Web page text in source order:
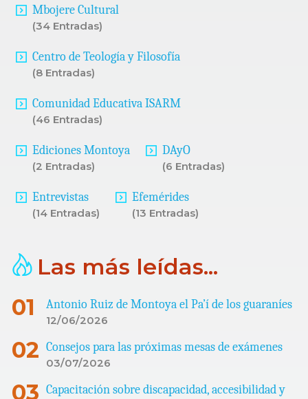
Mbojere Cultural
(34 Entradas)
Centro de Teología y Filosofía
(8 Entradas)
Comunidad Educativa ISARM
(46 Entradas)
Ediciones Montoya
(2 Entradas)
DAyO
(6 Entradas)
Entrevistas
(14 Entradas)
Efemérides
(13 Entradas)
Las más leídas...
Antonio Ruiz de Montoya el Pa’í de los guaraníes
12/06/2026
Consejos para las próximas mesas de exámenes
03/07/2026
Capacitación sobre discapacidad, accesibilidad y